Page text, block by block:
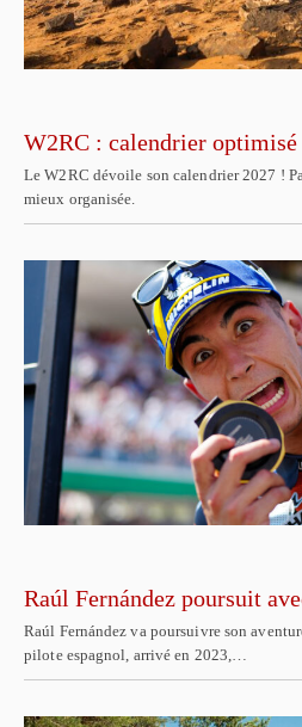
W2RC : calendrier optimisé
Le W2RC dévoile son calendrier 2027 !
mieux organisée.
Raúl Fernández poursuit
Raúl Fernández va poursuivre son
pilote espagnol, arrivé en 2023,…